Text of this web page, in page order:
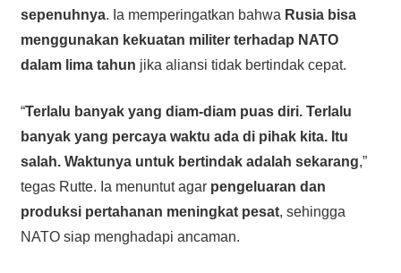
sepenuhnya. Ia memperingatkan bahwa Rusia bisa
menggunakan kekuatan militer terhadap NATO
dalam lima tahun jika aliansi tidak bertindak cepat.
“Terlalu banyak yang diam-diam puas diri. Terlalu
banyak yang percaya waktu ada di pihak kita. Itu
salah. Waktunya untuk bertindak adalah sekarang,”
tegas Rutte. Ia menuntut agar pengeluaran dan
produksi pertahanan meningkat pesat, sehingga
NATO siap menghadapi ancaman.